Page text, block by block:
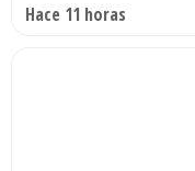
Hace 11 horas